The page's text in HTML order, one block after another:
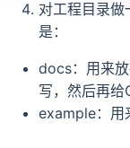
对工程目录做
是：
docs：用来
写，然后再
example：用